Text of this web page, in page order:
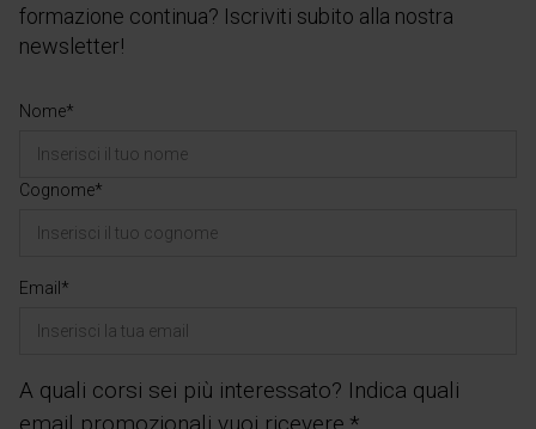
formazione continua? Iscriviti subito alla nostra
newsletter!
Nome*
Cognome*
Email*
A quali corsi sei più interessato? Indica quali
email promozionali vuoi ricevere.*